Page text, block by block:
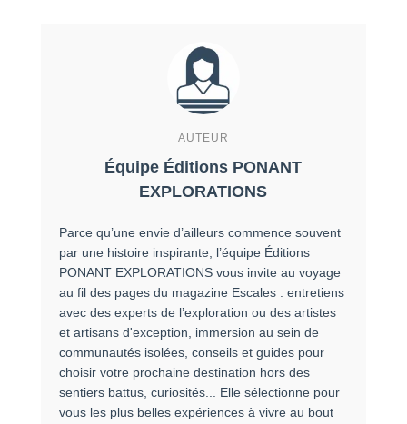
AUTEUR
Équipe Éditions PONANT
EXPLORATIONS
Parce qu’une envie d’ailleurs commence souvent
par une histoire inspirante, l’équipe Éditions
PONANT EXPLORATIONS vous invite au voyage
au fil des pages du magazine Escales : entretiens
avec des experts de l’exploration ou des artistes
et artisans d'exception, immersion au sein de
communautés isolées, conseils et guides pour
choisir votre prochaine destination hors des
sentiers battus, curiosités... Elle sélectionne pour
vous les plus belles expériences à vivre au bout